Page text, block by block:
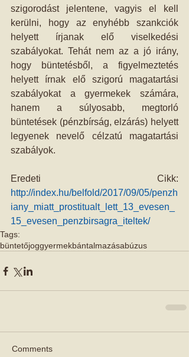
szigorodást jelentene, vagyis el kell
kerülni, hogy az enyhébb szankciók
helyett írjanak elő viselkedési
szabályokat. Tehát nem az a jó irány,
hogy büntetésből, a figyelmeztetés
helyett írnak elő szigorú magatartási
szabályokat a gyermekek számára,
hanem a súlyosabb, megtorló
büntetések (pénzbírság, elzárás) helyett
legyenek nevelő célzatú magatartási
szabályok.
Eredeti Cikk:
http://index.hu/belfold/2017/09/05/penzh
iany_miatt_prostitualt_lett_13_evesen_
15_evesen_penzbirsagra_iteltek/
Tags:
büntetőjoggyermekbántalmazásabúzus
Comments